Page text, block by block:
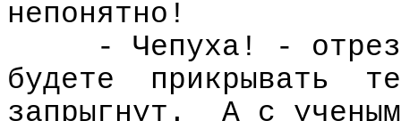
непонятно!
- Чепуха! -
будете
прикрывать
запрыгнут.
А с